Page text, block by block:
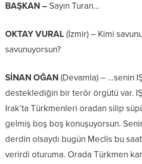
BAŞKAN – Sayın Turan…
OKTAY VURAL(İzmir) – Kimi
savunuyorsun?
SİNAN OĞAN(Devamla) – …senin
desteklediğin bir terör örgütü var.
Irak’ta Türkmenleri oradan silip
gelmiş boş boş konuşuyorsun.
derdin olsaydı bugün Meclis bu
verirdi oturuma. Orada Türkmen